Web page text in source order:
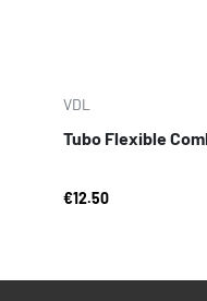
VDL
Tubo Flexible
€12.50